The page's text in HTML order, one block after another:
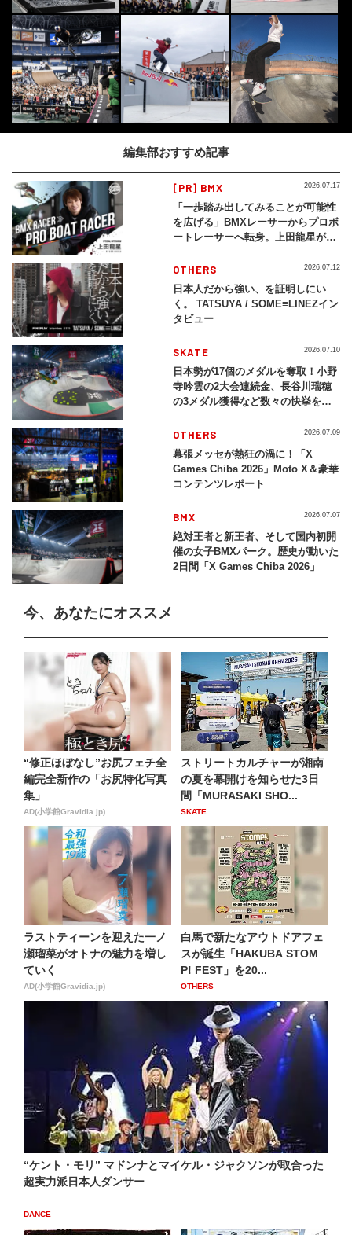
編集部おすすめ記事
[PR] BMX
「一歩踏み出してみることが可能性
を広げる」BMXレーサーからプロボ
ートレーサーへ転身。上田龍星が体
2026.07.17
OTHERS
日本人だから強い、を証明しにい
く。 TATSUYA / SOME≡LINEZイン
タビュー
2026.07.12
SKATE
日本勢が17個のメダルを奪取！小野
寺吟雲の2大会連続金、長谷川瑞穂
の3メダル獲得など数々の快挙をプ
2026」
2026.07.10
OTHERS
幕張メッセが熱狂の渦に！「X
Games Chiba 2026」Moto X＆豪華
コンテンツレポート
2026.07.09
BMX
絶対王者と新王者、そして国内初開
催の女子BMXパーク。歴史が動いた
2日間「X Games Chiba 2026」
2026.07.07
今、あなたにオススメ
“修正ほぼなし”お尻フェチ全
編完全新作の「お尻特化写真
集」
AD(小学館Gravidia.jp)
ストリートカルチャーが湘南
の夏を幕開けを知らせた3日
間「MURASAKI SHO...
SKATE
ラストティーンを迎えた一ノ
瀬瑠菜がオトナの魅力を増し
ていく
AD(小学館Gravidia.jp)
白馬で新たなアウトドアフェ
スが誕生「HAKUBA STOM
P! FEST」を20...
OTHERS
“ケント・モリ” マドンナとマイケル・ジャクソンが取合った
超実力派日本人ダンサー
DANCE